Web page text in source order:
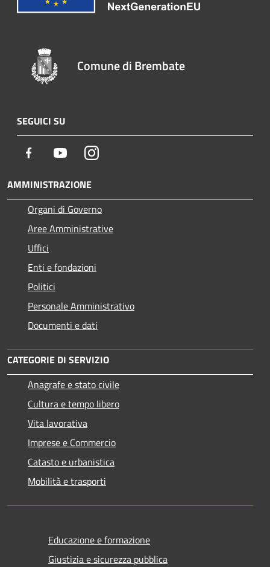
Comune di Brembate
SEGUICI SU
Facebook YoutubeInstagram
AMMINISTRAZIONE
Organi di Governo
Aree Amministrative
Uffici
Enti e fondazioni
Politici
Personale Amministrativo
Documenti e dati
CATEGORIE DI SERVIZIO
Anagrafe e stato civile
Cultura e tempo libero
Vita lavorativa
Imprese e Commercio
Catasto e urbanistica
Mobilità e trasporti
Educazione e formazione
Giustizia e sicurezza pubblica